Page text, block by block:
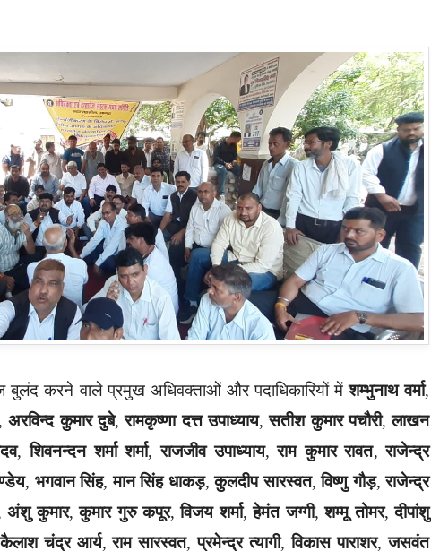
करने वाले प्रमुख अधिवक्ताओं और पदाधिकारियों मेंशम्भुनाथ वर्मा,
अरविन्द कुमार दुबे,रामकृष्णा दत्त उपाध्याय,सतीश कुमार पचौरी,लाखन
,शिवनन्दन शर्मा शर्मा,राजजीव उपाध्याय,राम कुमार रावत,राजेन्द्र
, भगवान सिंह,मान सिंह धाकड़,कुलदीप सारस्वत,विष्णु गौड़,राजेन्द्र
अंशु कुमार,कुमार गुरु कपूर,विजय शर्मा,हेमंत जग्गी,शम्मू तोमर,दीपांशु
कैलाश चंद्र आर्य,राम सारस्वत,प्रमेन्द्र त्यागी,विकास पाराशर,जसवंत